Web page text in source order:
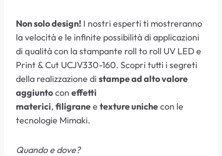
Non solo design! I nostri esperti ti mostreranno
la velocità e le infinite possibilità di applicazioni
di qualità con la stampante roll to roll UV LED e
Print & Cut UCJV330-160. Scopri tutti i segreti
della realizzazione di stampe ad alto valore
aggiuntocon effetti
materici, filigranee texture unichecon le
tecnologie Mimaki.
Quando e dove?